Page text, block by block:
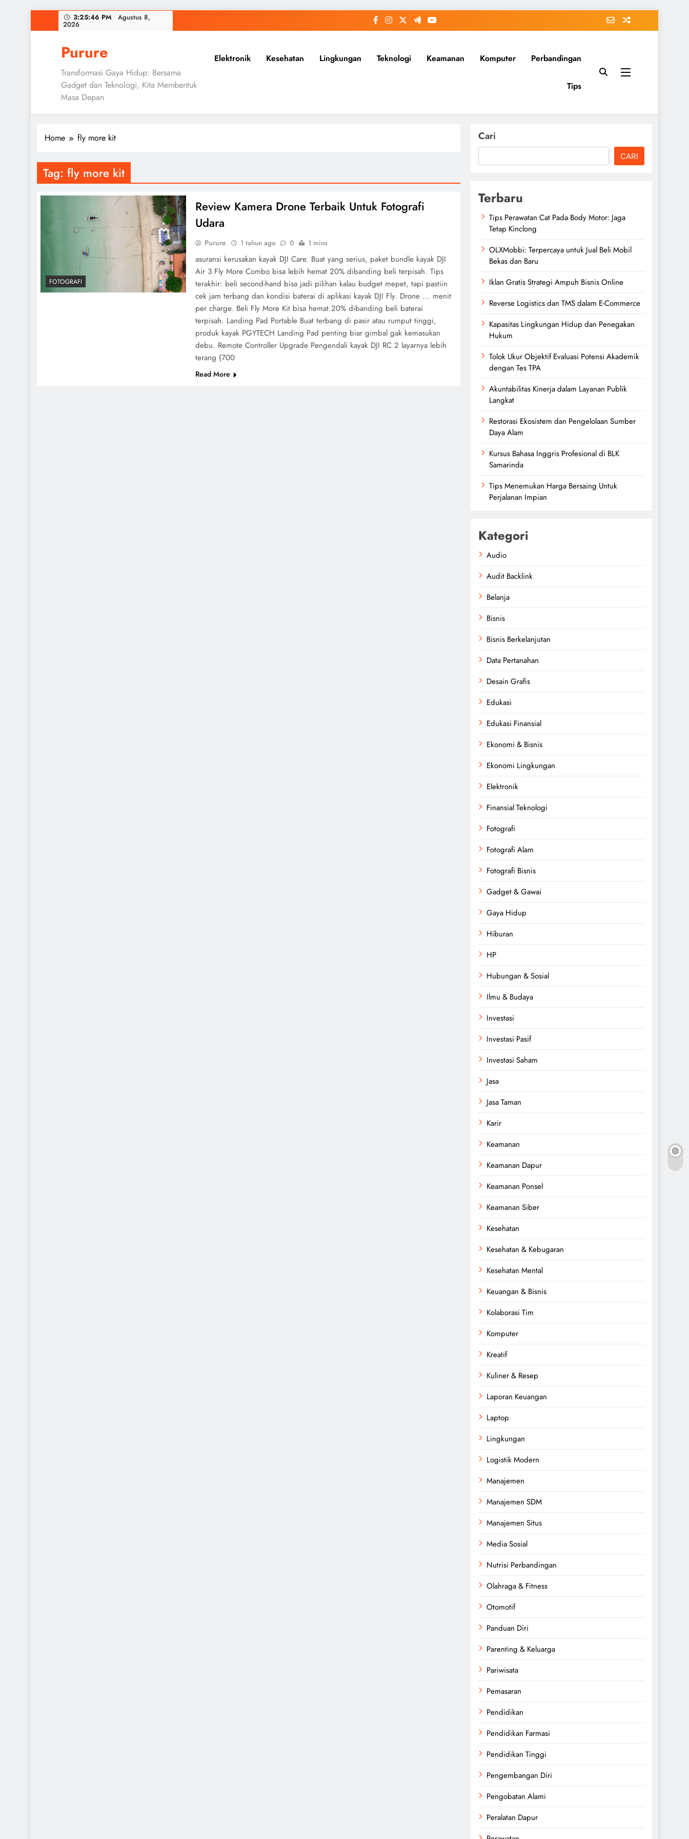
to
3:25:47 PM Agustus 8, 2026
Purure
Transformasi Gaya Hidup: Bersama
Gadget dan Teknologi, Kita Membentuk
Masa Depan
Elektronik Kesehatan Lingkungan Teknologi Keamanan Komputer Perbandingan
Tips
Home fly more kit
Tag: fly more kit
FOTOGRAFI
Review Kamera Drone Terbaik Untuk Fotografi
Udara
Purure 1 tahun ago 0 1 mins
asuransi kerusakan kayak DJI Care. Buat yang serius, paket bundle kayak DJI
Air 3 Fly More Combo bisa lebih hemat 20% dibanding beli terpisah. Tips
terakhir: beli second-hand bisa jadi pilihan kalau budget mepet, tapi pastiin
cek jam terbang dan kondisi baterai di aplikasi kayak DJI Fly. Drone ... menit
per charge. Beli Fly More Kit bisa hemat 20% dibanding beli baterai
terpisah. Landing Pad Portable Buat terbang di pasir atau rumput tinggi,
produk kayak PGYTECH Landing Pad penting biar gimbal gak kemasukan
debu. Remote Controller Upgrade Pengendali kayak DJI RC 2 layarnya lebih
terang (700
Read More
Cari
CARI
Terbaru
Tips Perawatan Cat Pada Body Motor: Jaga
Tetap Kinclong
OLXMobbi: Terpercaya untuk Jual Beli Mobil
Bekas dan Baru
Iklan Gratis Strategi Ampuh Bisnis Online
Reverse Logistics dan TMS dalam E-Commerce
Kapasitas Lingkungan Hidup dan Penegakan
Hukum
Tolok Ukur Objektif Evaluasi Potensi Akademik
dengan Tes TPA
Akuntabilitas Kinerja dalam Layanan Publik
Langkat
Restorasi Ekosistem dan Pengelolaan Sumber
Daya Alam
Kursus Bahasa Inggris Profesional di BLK
Samarinda
Tips Menemukan Harga Bersaing Untuk
Perjalanan Impian
Kategori
Audio
Audit Backlink
Belanja
Bisnis
Bisnis Berkelanjutan
Data Pertanahan
Desain Grafis
Edukasi
Edukasi Finansial
Ekonomi & Bisnis
Ekonomi Lingkungan
Elektronik
Finansial Teknologi
Fotografi
Fotografi Alam
Fotografi Bisnis
Gadget & Gawai
Gaya Hidup
Hiburan
HP
Hubungan & Sosial
Ilmu & Budaya
Investasi
Investasi Pasif
Investasi Saham
Jasa
Jasa Taman
Karir
Keamanan
Keamanan Dapur
Keamanan Ponsel
Keamanan Siber
Kesehatan
Kesehatan & Kebugaran
Kesehatan Mental
Keuangan & Bisnis
Kolaborasi Tim
Komputer
Kreatif
Kuliner & Resep
Laporan Keuangan
Laptop
Lingkungan
Logistik Modern
Manajemen
Manajemen SDM
Manajemen Situs
Media Sosial
Nutrisi Perbandingan
Olahraga & Fitness
Otomotif
Panduan Diri
Parenting & Keluarga
Pariwisata
Pemasaran
Pendidikan
Pendidikan Farmasi
Pendidikan Tinggi
Pengembangan Diri
Pengobatan Alami
Peralatan Dapur